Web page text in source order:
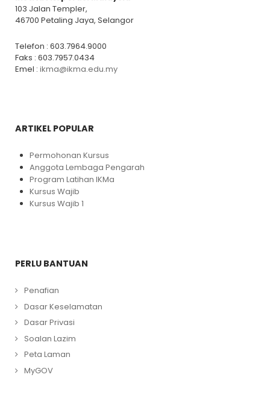
103 Jalan Templer,
46700 Petaling Jaya, Selangor
Telefon : 603.7964.9000
Faks : 603.7957.0434
Emel : ikma@ikma.edu.my
ARTIKEL POPULAR
Permohonan Kursus
Anggota Lembaga Pengarah
Program Latihan IKMa
Kursus Wajib
Kursus Wajib 1
PERLU BANTUAN
Penafian
Dasar Keselamatan
Dasar Privasi
Soalan Lazim
Peta Laman
MyGOV